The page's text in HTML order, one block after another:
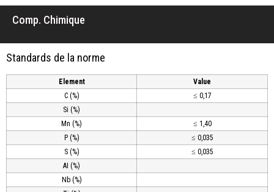
Comp. Chimique
Standards de la norme
Element
Value
C (%)
≤ 0,17
Si (%)
Mn (%)
≤ 1,40
P (%)
≤ 0,035
S (%)
≤ 0,035
AI (%)
Nb (%)